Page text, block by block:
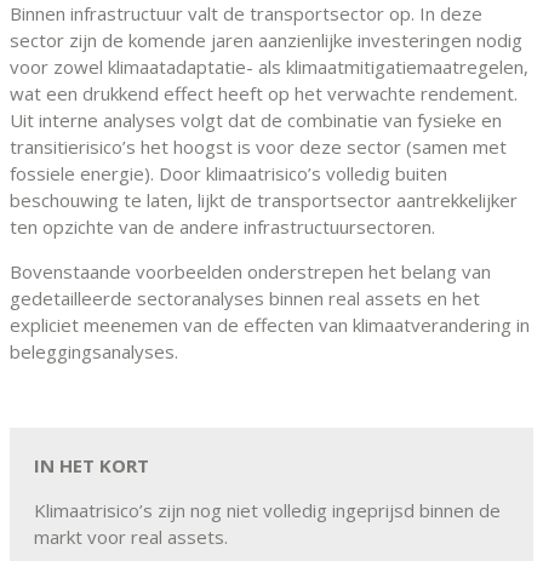
Binnen infrastructuur valt de transportsector op. In deze
sector zijn de komende jaren aanzienlijke investeringen nodig
voor zowel klimaatadaptatie- als klimaatmitigatiemaatregelen,
wat een drukkend effect heeft op het verwachte rendement.
Uit interne analyses volgt dat de combinatie van fysieke en
transitierisico’s het hoogst is voor deze sector (samen met
fossiele energie). Door klimaatrisico’s volledig buiten
beschouwing te laten, lijkt de transportsector aantrekkelijker
ten opzichte van de andere infrastructuursectoren.
Bovenstaande voorbeelden onderstrepen het belang van
gedetailleerde sectoranalyses binnen real assets en het
expliciet meenemen van de effecten van klimaatverandering in
beleggingsanalyses.
IN HET KORT
Klimaatrisico’s zijn nog niet volledig ingeprijsd binnen de
markt voor real assets.